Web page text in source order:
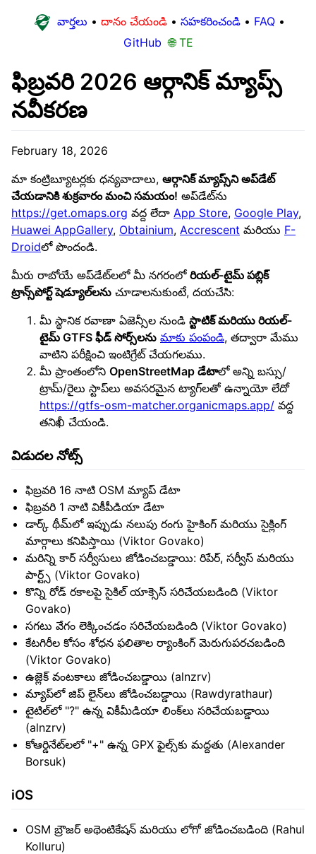
వార్తలు • దానం చేయండి • సహకరించండి • FAQ •
GitHub 🌐 TE
ఫిబ్రవరి 2026 ఆర్గానిక్ మ్యాప్స్
నవీకరణ
February 18, 2026
మా కంట్రిబ్యూటర్లకు ధన్యవాదాలు, ఆర్గానిక్ మ్యాప్స్‌ని అప్‌డేట్
చేయడానికి శుక్రవారం మంచి సమయం! అప్‌డేట్‌ను
https://get.omaps.org వద్ద లేదా App Store, Google Play,
Huawei AppGallery, Obtainium, Accrescent మరియు F-
Droidలో పొందండి.
మీరు రాబోయే అప్‌డేట్‌లలో మీ నగరంలోరియల్-టైమ్ పబ్లిక్
ట్రాన్స్‌పోర్ట్ షెడ్యూల్‌లను చూడాలనుకుంటే, దయచేసి:
మీ స్థానిక రవాణా ఏజెన్సీల నుండి స్టాటిక్ మరియు రియల్-
టైమ్ GTFS ఫీడ్ సోర్స్‌లను మాకు పంపండి, తద్వారా మేము
వాటిని పరీక్షించి ఇంటిగ్రేట్ చేయగలము.
మీ ప్రాంతంలోని OpenStreetMap డేటాలో అన్ని బస్సు/
ట్రామ్/రైలు స్టాప్‌లు అవసరమైన ట్యాగ్‌లతో ఉన్నాయో లేదో
https://gtfs-osm-matcher.organicmaps.app/ వద్ద
తనిఖీ చేయండి.
విడుదల నోట్స్
ఫిబ్రవరి 16 నాటి OSM మ్యాప్ డేటా
ఫిబ్రవరి 1 నాటి వికీపీడియా డేటా
డార్క్ థీమ్‌లో ఇప్పుడు నలుపు రంగు హైకింగ్ మరియు సైక్లింగ్
మార్గాలు కనిపిస్తాయి (Viktor Govako)
మరిన్ని కార్ సర్వీసులు జోడించబడ్డాయి: రిపేర్, సర్వీస్ మరియు
పార్ట్స్ (Viktor Govako)
కొన్ని రోడ్ రకాలపై సైకిల్ యాక్సెస్ సరిచేయబడింది (Viktor
Govako)
సగటు వేగం లెక్కించడం సరిచేయబడింది (Viktor Govako)
కేటగిరీల కోసం శోధన ఫలితాల ర్యాంకింగ్ మెరుగుపరచబడింది
(Viktor Govako)
ఉజ్లెక్ వంటకాలు జోడించబడ్డాయి (alnzrv)
మ్యాప్‌లో జిప్ లైన్‌లు జోడించబడ్డాయి (Rawdyrathaur)
టైటిల్‌లో "?" ఉన్న వికీమీడియా లింక్‌లు సరిచేయబడ్డాయి
(alnzrv)
కోఆర్డినేట్‌లలో "+" ఉన్న GPX ఫైల్స్‌కు మద్దతు (Alexander
Borsuk)
iOS
OSM బ్రౌజర్ అథెంటికేషన్ మరియు లోగో జోడించబడింది (Rahul
Kolluru)